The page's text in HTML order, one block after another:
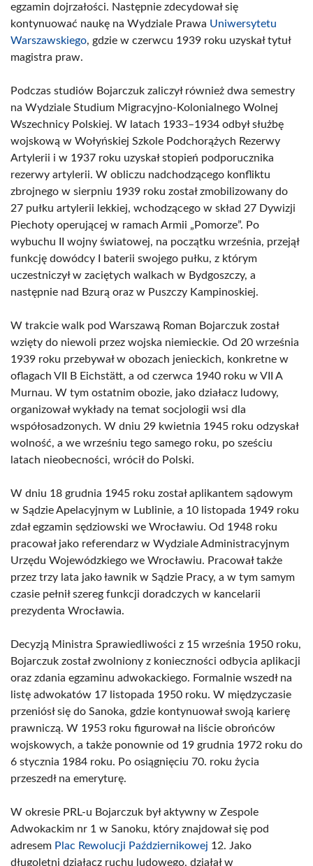
egzamin dojrzałości. Następnie zdecydował się
kontynuować naukę na Wydziale Prawa Uniwersytetu
Warszawskiego, gdzie w czerwcu 1939 roku uzyskał tytuł
magistra praw.
Podczas studiów Bojarczuk zaliczył również dwa semestry
na Wydziale Studium Migracyjno-Kolonialnego Wolnej
Wszechnicy Polskiej. W latach 1933–1934 odbył służbę
wojskową w Wołyńskiej Szkole Podchorążych Rezerwy
Artylerii i w 1937 roku uzyskał stopień podporucznika
rezerwy artylerii. W obliczu nadchodzącego konfliktu
zbrojnego w sierpniu 1939 roku został zmobilizowany do
27 pułku artylerii lekkiej, wchodzącego w skład 27 Dywizji
Piechoty operującej w ramach Armii „Pomorze”. Po
wybuchu II wojny światowej, na początku września, przejął
funkcję dowódcy I baterii swojego pułku, z którym
uczestniczył w zaciętych walkach w Bydgoszczy, a
następnie nad Bzurą oraz w Puszczy Kampinoskiej.
W trakcie walk pod Warszawą Roman Bojarczuk został
wzięty do niewoli przez wojska niemieckie. Od 20 września
1939 roku przebywał w obozach jenieckich, konkretne w
oflagach VII B Eichstätt, a od czerwca 1940 roku w VII A
Murnau. W tym ostatnim obozie, jako działacz ludowy,
organizował wykłady na temat socjologii wsi dla
współosadzonych. W dniu 29 kwietnia 1945 roku odzyskał
wolność, a we wrześniu tego samego roku, po sześciu
latach nieobecności, wrócił do Polski.
W dniu 18 grudnia 1945 roku został aplikantem sądowym
w Sądzie Apelacyjnym w Lublinie, a 10 listopada 1949 roku
zdał egzamin sędziowski we Wrocławiu. Od 1948 roku
pracował jako referendarz w Wydziale Administracyjnym
Urzędu Wojewódzkiego we Wrocławiu. Pracował także
przez trzy lata jako ławnik w Sądzie Pracy, a w tym samym
czasie pełnił szereg funkcji doradczych w kancelarii
prezydenta Wrocławia.
Decyzją Ministra Sprawiedliwości z 15 września 1950 roku,
Bojarczuk został zwolniony z konieczności odbycia aplikacji
oraz zdania egzaminu adwokackiego. Formalnie wszedł na
listę adwokatów 17 listopada 1950 roku. W międzyczasie
przeniósł się do Sanoka, gdzie kontynuował swoją karierę
prawniczą. W 1953 roku figurował na liście obrońców
wojskowych, a także ponownie od 19 grudnia 1972 roku do
6 stycznia 1984 roku. Po osiągnięciu 70. roku życia
przeszedł na emeryturę.
W okresie PRL-u Bojarczuk był aktywny w Zespole
Adwokackim nr 1 w Sanoku, który znajdował się pod
adresem Plac Rewolucji Październikowej 12. Jako
długoletni działacz ruchu ludowego, działał w